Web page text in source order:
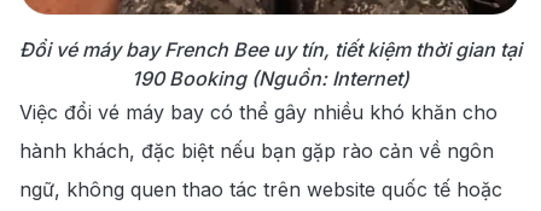
Đổi vé máy bay French Bee uy tín, tiết kiệm thời gian tại
190 Booking (Nguồn: Internet)
Việc đổi vé máy bay có thể gây nhiều khó khăn cho
hành khách, đặc biệt nếu bạn gặp rào cản về ngôn
ngữ, không quen thao tác trên website quốc tế hoặc